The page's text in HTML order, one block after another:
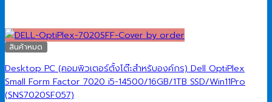
สินค้าหมด
Desktop PC (คอมพิวเตอร์ตั้งโต๊ะสำหรับองค์กร) Dell OptiPlex
Small Form Factor 7020 i5-14500/16GB/1TB SSD/Win11Pro
(SNS7020SF057)